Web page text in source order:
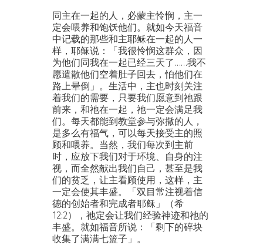
同主在一起的人，必蒙主怜悯，主一
定会喂养和饱饫他们。就如今天福音
中记载的那些和主耶稣在一起的人一
样，耶稣说：「我很怜悯这群众，因
为他们同我在一起已经三天了……我不
愿遣散他们空着肚子回去，怕他们在
路上晕倒」。生活中，主也时刻关注
着我们的需要，只要我们愿意到祂跟
前来，和祂在一起，祂一定会满足我
们。每天都能到教堂参与弥撒的人，
是多么有福气，可以每天接受主的照
顾和喂养。当然，我们每次到主前
时，应放下我们对于环境、自身的注
视，而全然献出我们自己，甚至是我
们的贫乏，让主看顾使用，这样，主
一定会使其丰盛。「双目常注视着信
德的创始者和完成者耶稣」（希
12:2），祂定会让我们经验神迹和祂的
丰盛。就如福音所说：「剩下的碎块
收集了满满七篮子」。